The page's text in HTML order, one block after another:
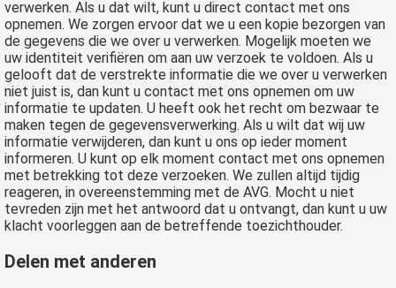
verwerken. Als u dat wilt, kunt u direct contact met ons
opnemen. We zorgen ervoor dat we u een kopie bezorgen van
de gegevens die we over u verwerken. Mogelijk moeten we
uw identiteit verifiëren om aan uw verzoek te voldoen. Als u
gelooft dat de verstrekte informatie die we over u verwerken
niet juist is, dan kunt u contact met ons opnemen om uw
informatie te updaten. U heeft ook het recht om bezwaar te
maken tegen de gegevensverwerking. Als u wilt dat wij uw
informatie verwijderen, dan kunt u ons op ieder moment
informeren. U kunt op elk moment contact met ons opnemen
met betrekking tot deze verzoeken. We zullen altijd tijdig
reageren, in overeenstemming met de AVG. Mocht u niet
tevreden zijn met het antwoord dat u ontvangt, dan kunt u uw
klacht voorleggen aan de betreffende toezichthouder.
Delen met anderen